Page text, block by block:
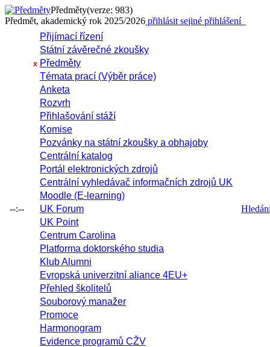
Předměty(verze: 983)
Předmět, akademický rok 2025/2026 přihlásit sejiné přihlášení
--:--
Přijímací řízení
Státní závěrečné zkoušky
x Předměty
Témata prací (Výběr práce)
Anketa
Rozvrh
Přihlašování stáží
Komise
Pozvánky na státní zkoušky a obhajoby
Centrální katalog
Portál elektronických zdrojů
Centrální vyhledávač informačních zdrojů UK
Moodle (E-learning)
UK Forum
UK Point
Centrum Carolina
Platforma doktorského studia
Klub Alumni
Evropská univerzitní aliance 4EU+
Přehled školitelů
Souborový manažer
Promoce
Harmonogram
Evidence programů CŽV